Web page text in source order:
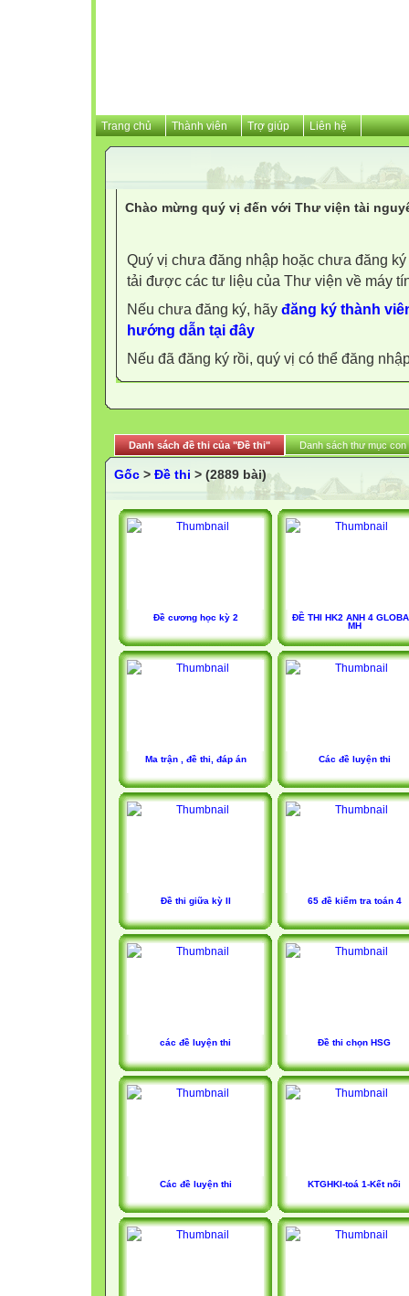
Trang chủ Thành viên Trợ giúp Liên hệ
Chào mừng quý vị đến với Thư viện tài
Quý vị chưa đăng nhập hoặc chưa đăng
tải được các tư liệu của Thư viện về máy
Nếu chưa đăng ký, hãy đăng ký thành
hướng dẫn tại đây
Nếu đã đăng ký rồi, quý vị có thể đăng
Danh sách đề thi của "Đề thi" Danh sách thư mục con
Gốc > Đề thi > (2889 bài)
Đề cương học kỳ 2
ĐỀ THI HK2 ANH 4
MH
Ma trận , đề thi, đáp án Các đề luyện thi
Đề thi giữa kỳ II 65 đề kiểm tra toán 4
các đề luyện thi Đề thi chọn HSG
Các đề luyện thi KTGHKI-toá 1-Kết nối